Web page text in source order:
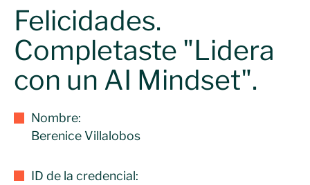
Felicidades.
Completaste "Lidera
con un AI Mindset".
Nombre:
Berenice Villalobos
ID de la credencial: